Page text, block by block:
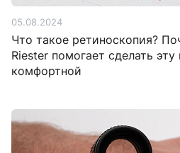
05.08.2024
Что такое ретиноскопия?
Riester помогает сделать
комфортной